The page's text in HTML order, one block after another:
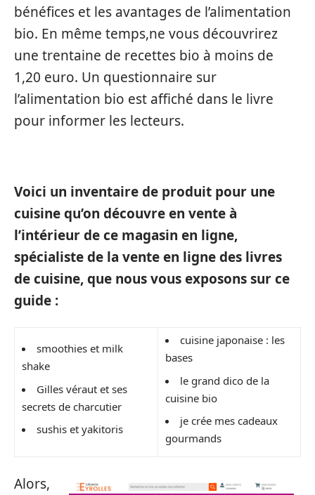
bénéfices et les avantages de l’alimentation
bio. En même temps,ne vous découvrirez
une trentaine de recettes bio à moins de
1,20 euro. Un questionnaire sur
l’alimentation bio est affiché dans le livre
pour informer les lecteurs.
Voici un inventaire de produit pour une
cuisine qu’on découvre en vente à
l’intérieur de ce magasin en ligne,
spécialiste de la vente en ligne des livres
de cuisine, que nous vous exposons sur ce
guide :
smoothies et milk
shake
Gilles véraut et ses
secrets de charcutier
sushis et yakitoris
cuisine japonaise : les
bases
le grand dico de la
cuisine bio
je crée mes cadeaux
gourmands
Alors,